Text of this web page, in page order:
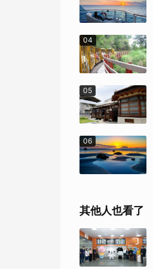
04
05
06
其他人也看了